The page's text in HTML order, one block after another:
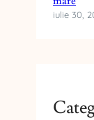
iulie 30,